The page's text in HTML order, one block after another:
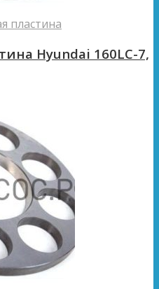
пластина
Hyundai 160LC-7,